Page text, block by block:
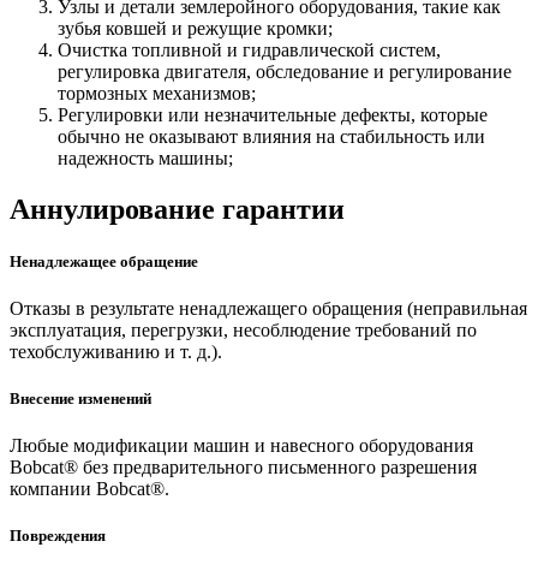
Узлы и детали землеройного оборудования, такие как
зубья ковшей и режущие кромки;
Очистка топливной и гидравлической систем,
регулировка двигателя, обследование и регулирование
тормозных механизмов;
Регулировки или незначительные дефекты, которые
обычно не оказывают влияния на стабильность или
надежность машины;
Аннулирование гарантии
Ненадлежащее обращение
Отказы в результате ненадлежащего обращения (неправильная
эксплуатация, перегрузки, несоблюдение требований по
техобслуживанию и т. д.).
Внесение изменений
Любые модификации машин и навесного оборудования
Bobcat® без предварительного письменного разрешения
компании Bobcat®.
Повреждения